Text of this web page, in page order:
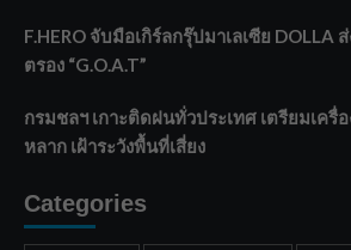
F.HERO จับมือเกิร์ลกรุ๊ปมาเลเซีย DOLLA
ตรอง “G.O.A.T”
กรมชลฯ เกาะติดฝนทั่วประเทศ เตรียมเครื่
หลาก เฝ้าระวังพื้นที่เสี่ยง
Categories